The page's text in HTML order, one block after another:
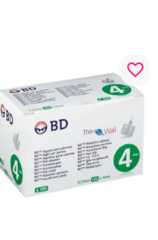
favorite_border